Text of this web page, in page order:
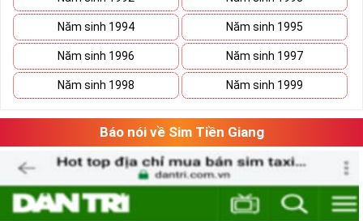
Phương pháp chọn sim số đẹp lục qúy 8
“Số có nghĩa – Người có mệnh”, lựa chọnsim số đẹp
tứ quý cần căn
cứ vào vận mệnh của mỗi người. Lựa chọn sim số đẹp hợp mệnh
không chỉ mang lại nhiều may mắn và tài lộc cho chủ sim mà nó
Năm sinh 1994 Năm sinh 1995
Năm sinh 1996 Năm sinh 1997
Năm sinh 1998 Năm sinh 1999
Báo nói về Sim Tiền Giang